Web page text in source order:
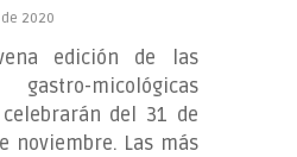
2020
edición de las
micológicas
celebrarán del 31 de
noviembre. Las más